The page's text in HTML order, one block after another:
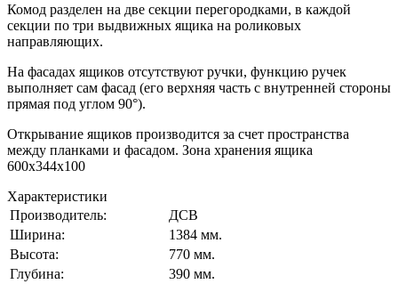
Комод разделен на две секции перегородками, в каждой
секции по три выдвижных ящика на роликовых
направляющих.
На фасадах ящиков отсутствуют ручки, функцию ручек
выполняет сам фасад (его верхняя часть с внутренней стороны
прямая под углом 90°).
Открывание ящиков производится за счет пространства
между планками и фасадом. Зона хранения ящика
600х344х100
Характеристики
Производитель:
ДСВ
Ширина:
1384 мм.
Высота:
770 мм.
Глубина:
390 мм.